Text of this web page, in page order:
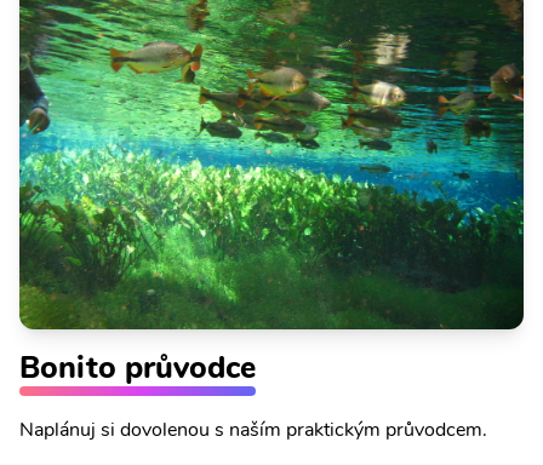
Bonito průvodce
Naplánuj si dovolenou s naším praktickým průvodcem.